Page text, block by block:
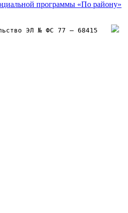
ЭЛ № ФС 77 – 68415